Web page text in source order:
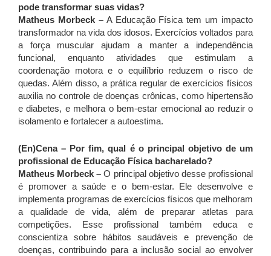
pode transformar suas vidas?
Matheus Morbeck –A Educação Física tem um impacto
transformador na vida dos idosos. Exercícios voltados para
a força muscular ajudam a manter a independência
funcional, enquanto atividades que estimulam a
coordenação motora e o equilíbrio reduzem o risco de
quedas. Além disso, a prática regular de exercícios físicos
auxilia no controle de doenças crônicas, como hipertensão
e diabetes, e melhora o bem-estar emocional ao reduzir o
isolamento e fortalecer a autoestima.
(En)Cena – Por fim, qual é o principal objetivo de um
profissional de Educação Física bacharelado?
Matheus Morbeck – O principal objetivo desse profissional
é promover a saúde e o bem-estar. Ele desenvolve e
implementa programas de exercícios físicos que melhoram
a qualidade de vida, além de preparar atletas para
competições. Esse profissional também educa e
conscientiza sobre hábitos saudáveis e prevenção de
doenças, contribuindo para a inclusão social ao envolver